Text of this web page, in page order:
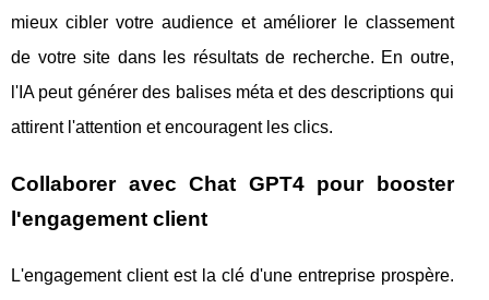
mieux cibler votre audience et améliorer le classement
de votre site dans les résultats de recherche. En outre,
l'IA peut générer des balises méta et des descriptions qui
attirent l'attention et encouragent les clics.
Collaborer avec Chat GPT4 pour booster
l'engagement client
L'engagement client est la clé d'une entreprise prospère.